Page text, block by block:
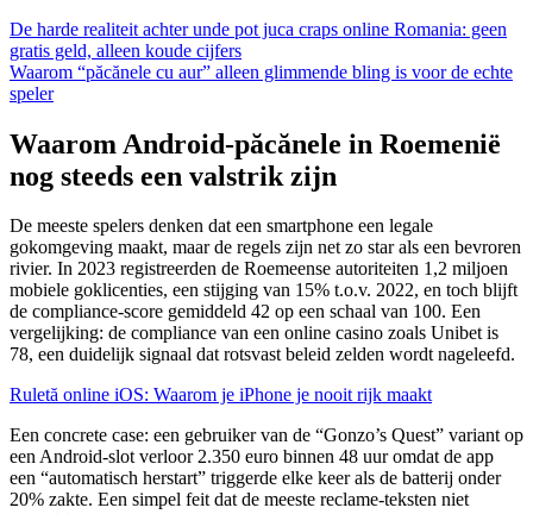
De harde realiteit achter unde pot juca craps online Romania: geen
gratis geld, alleen koude cijfers
Waarom “păcănele cu aur” alleen glimmende bling is voor de echte
speler
Waarom Android‑păcănele in Roemenië
nog steeds een valstrik zijn
De meeste spelers denken dat een smartphone een legale
gokomgeving maakt, maar de regels zijn net zo star als een bevroren
rivier. In 2023 registreerden de Roemeense autoriteiten 1,2 miljoen
mobiele goklicenties, een stijging van 15% t.o.v. 2022, en toch blijft
de compliance‑score gemiddeld 42 op een schaal van 100. Een
vergelijking: de compliance van een online casino zoals Unibet is
78, een duidelijk signaal dat rotsvast beleid zelden wordt nageleefd.
Ruletă online iOS: Waarom je iPhone je nooit rijk maakt
Een concrete case: een gebruiker van de “Gonzo’s Quest” variant op
een Android‑slot verloor 2.350 euro binnen 48 uur omdat de app
een “automatisch herstart” triggerde elke keer als de batterij onder
20% zakte. Een simpel feit dat de meeste reclame‑teksten niet